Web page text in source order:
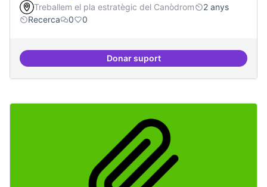
Treballem el pla estratègic del Canòdrom
2 anys
Recerca
0 0
Donar suportBeques de recerca per